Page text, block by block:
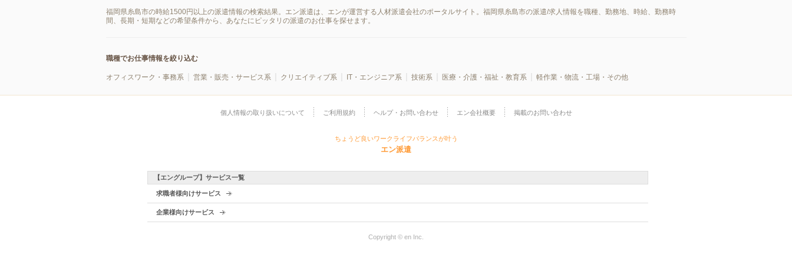
福岡県糸島市の時給1500円以上の派遣情報の検索結果。エン派遣は、エンが運営する人材派遣会社のポータルサイト。福岡県糸島市の派遣/求人情報を職種、勤務地、時給、勤務時
間、長期・短期などの希望条件から、あなたにピッタリの派遣のお仕事を探せます。
職種でお仕事情報を絞り込む
オフィスワーク・事務系 営業・販売・サービス系 クリエイティブ系 IT・エンジニア系 技術系 医療・介護・福祉・教育系 軽作業・物流・工場・その他
個人情報の取り扱いについて ご利用規約 ヘルプ・お問い合わせ エン会社概要 掲載のお問い合わせ
ちょうど良いワークライフバランスが叶う
エン派遣
【エングループ】サービス一覧
求職者様向けサービス
企業様向けサービス
Copyright © en Inc.